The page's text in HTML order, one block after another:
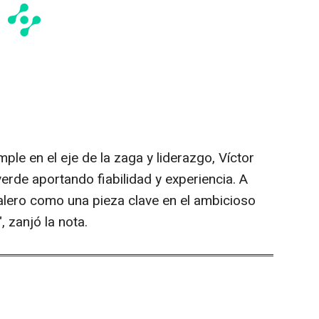
en el eje de la zaga y liderazgo, Víctor
aportando fiabilidad y experiencia. A
como una pieza clave en el ambicioso
zanjó la nota.